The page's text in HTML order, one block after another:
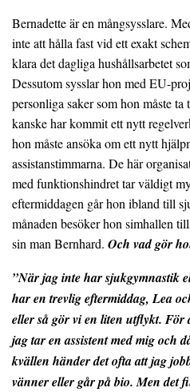
Bernadette är en mångsysslare.
inte att hålla fast vid ett exakt
klara det dagliga hushållsarbetet
Dessutom sysslar hon med EU-
personliga saker som hon måste
kanske har kommit ett nytt
hon måste ansöka om ett nytt
assistanstimmarna. De här
med funktionshindret tar väldigt
eftermiddagen går hon ibland till
månaden besöker hon simhallen
sin man Bernhard. Och vad gör
”När jag inte har sjukgymnastik
har en trevlig eftermiddag, Lea
eller så gör vi en liten utflykt. För
jag tar en assistent med mig och
kvällen händer det ofta att jag
vänner eller går på bio. Men det